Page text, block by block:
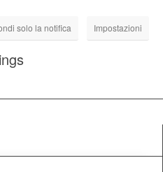
solo la notifica Impostazioni